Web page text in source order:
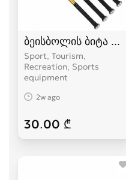
ბეისბოლის ბიტა bita
Sport, Tourism,
Recreation, Sports
equipment
2w ago
30.00 ₾